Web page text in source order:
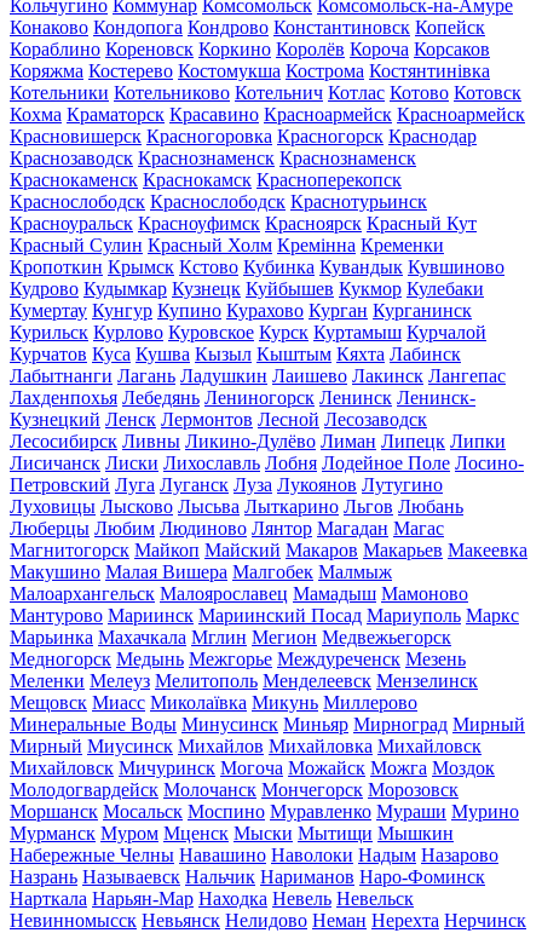
Кольчугино Коммунар Комсомольск Комсомольск-на-Амуре
Конаково Кондопога Кондрово Константиновск Копейск
Кораблино Кореновск Коркино Королёв Короча Корсаков
Коряжма Костерево Костомукша Кострома Костянтинівка
Котельники Котельниково Котельнич Котлас Котово Котовск
Кохма Краматорск Красавино Красноармейск Красноармейск
Красновишерск Красногоровка Красногорск Краснодар
Краснозаводск Краснознаменск Краснознаменск
Краснокаменск Краснокамск Красноперекопск
Краснослободск Краснослободск Краснотурьинск
Красноуральск Красноуфимск Красноярск Красный Кут
Красный Сулин Красный Холм Кремінна Кременки
Кропоткин Крымск Кстово Кубинка Кувандык Кувшиново
Кудрово Кудымкар Кузнецк Куйбышев Кукмор Кулебаки
Кумертау Кунгур Купино Курахово Курган Курганинск
Курильск Курлово Куровское Курск Куртамыш Курчалой
Курчатов Куса Кушва Кызыл Кыштым Кяхта Лабинск
Лабытнанги Лагань Ладушкин Лаишево Лакинск Лангепас
Лахденпохья Лебедянь Лениногорск Ленинск Ленинск-
Кузнецкий Ленск Лермонтов Лесной Лесозаводск
Лесосибирск Ливны Ликино-Дулёво Лиман Липецк Липки
Лисичанск Лиски Лихославль Лобня Лодейное Поле Лосино-
Петровский Луга Луганск Луза Лукоянов Лутугино
Луховицы Лысково Лысьва Лыткарино Льгов Любань
Люберцы Любим Людиново Лянтор Магадан Магас
Магнитогорск Майкоп Майский Макаров Макарьев Макеевка
Макушино Малая Вишера Малгобек Малмыж
Малоархангельск Малоярославец Мамадыш Мамоново
Мантурово Мариинск Мариинский Посад Мариуполь Маркс
Марьинка Махачкала Мглин Мегион Медвежьегорск
Медногорск Медынь Межгорье Междуреченск Мезень
Меленки Мелеуз Мелитополь Менделеевск Мензелинск
Мещовск Миасс Миколаївка Микунь Миллерово
Минеральные Воды Минусинск Миньяр Мирноград Мирный
Мирный Миусинск Михайлов Михайловка Михайловск
Михайловск Мичуринск Могоча Можайск Можга Моздок
Молодогвардейск Молочанск Мончегорск Морозовск
Моршанск Мосальск Моспино Муравленко Мураши Мурино
Мурманск Муром Мценск Мыски Мытищи Мышкин
Набережные Челны Навашино Наволоки Надым Назарово
Назрань Называевск Нальчик Нариманов Наро-Фоминск
Нарткала Нарьян-Мар Находка Невель Невельск
Невинномысск Невьянск Нелидово Неман Нерехта Нерчинск